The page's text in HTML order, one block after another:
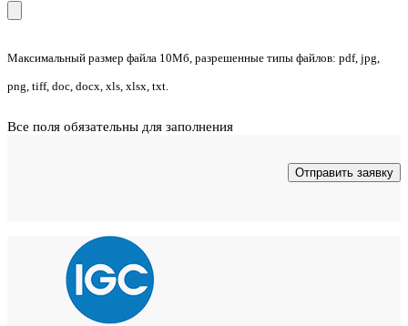
Максимальный размер файла 10Мб, разрешенные типы файлов: pdf, jpg,
png, tiff, doc, docx, xls, xlsx, txt.
Все поля обязательны для заполнения